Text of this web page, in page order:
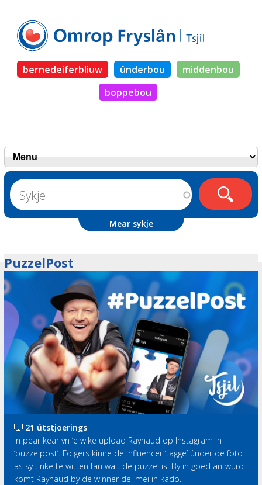
bernedeiferbliuw ûnderbou
middenbou
boppebou
Mear sykje
PuzzelPost
21 útstjoerings
In pear kear yn ’e wike upload Raynaud op Instagram in
‘puzzelpost’. Folgers kinne de influencer ‘tagge’ ûnder de foto
as sy tinke te witten fan wa't de puzzel is. By in goed antwurd
komt Raynaud by de winner del mei in kado.